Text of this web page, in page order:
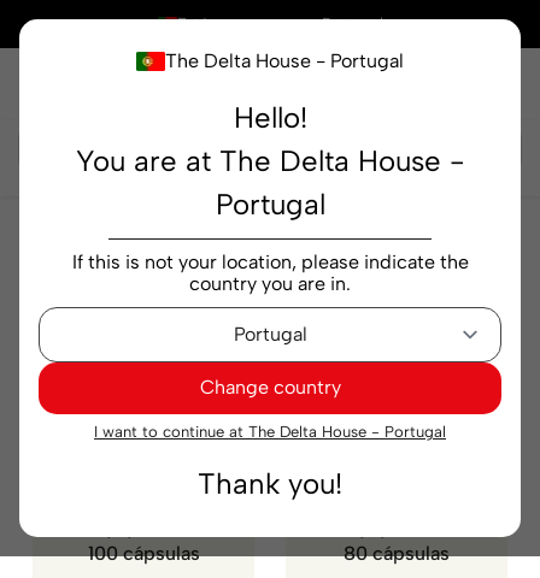
The Delta House - Portugal
Hello!
You are at The Delta House -
Portugal
If this is not your location, please indicate the
country you are in.
Change country
I want to continue at The Delta House - Portugal
Thank you!
× Está a comprar em Portugal
Filtrar
100 cápsulas
80 cápsulas